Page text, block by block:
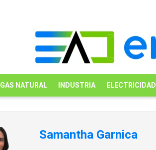
GAS NATURAL INDUSTRIA ELECTRICIDAD
Samantha Garnica